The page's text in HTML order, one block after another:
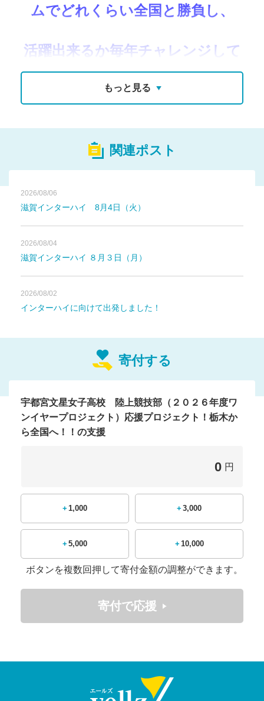
ムでどれくらい全国と勝負し、
活躍出来るか毎年チャレンジして
おります！
温かいご支援をぜひともよろしく
もっと見る
関連ポスト
2026/08/06
滋賀インターハイ 8月4日（火）
2026/08/04
滋賀インターハイ ８月３日（月）
2026/08/02
インターハイに向けて出発しました！
寄付する
宇都宮文星女子高校 陸上競技部（２０２６年度ワ
ンイヤープロジェクト）応援プロジェクト！栃木か
ら全国へ！！の支援
0 円
+1,000 +3,000
+5,000 +10,000
ボタンを複数回押して寄付金額の調整ができます。
寄付で応援